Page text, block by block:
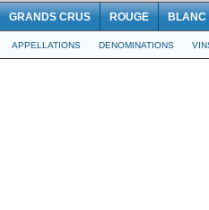
GRANDS CRUS ROUGE BLANC
APPELLATIONS DENOMINATIONS